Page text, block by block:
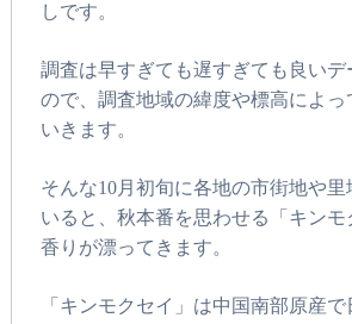
しです。
調査は早すぎても遅すぎても良いデ
ので、調査地域の緯度や標高によ
いきます。
そんな10月初旬に各地の市街地や里
いると、秋本番を思わせる「キンモ
香りが漂ってきます。
「キンモクセイ」は中国南部原産